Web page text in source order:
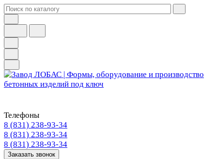
Телефоны
8 (831) 238-93-34
8 (831) 238-93-34
8 (831) 238-93-34
Заказать звонок